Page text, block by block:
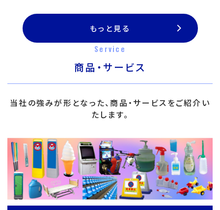
もっと見る
Service
商品・サービス
当社の強みが形となった、商品・サービスをご紹介い
たします。